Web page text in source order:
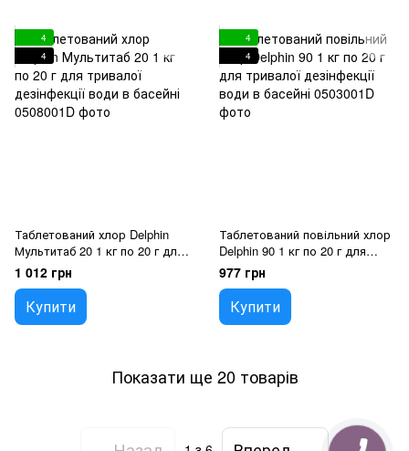
4
4
Таблетований хлор Delphin
Мультитаб 20 1 кг по 20 г для
тривалої дезінфекції води в
басейні
1 012 грн
Купити
4
4
Таблетований повільний хлор
Delphin 90 1 кг по 20 г для
тривалої дезінфекції води в
басейні
977 грн
Купити
Показати ще 20 товарів